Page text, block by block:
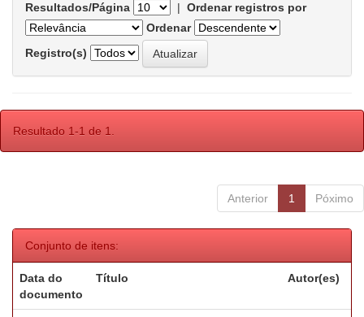
Resultados/Página | Ordenar registros por
Ordenar
Registro(s)
Resultado 1-1 de 1.
Anterior 1 Póximo
Conjunto de itens:
Data do
documento
Título Autor(es)